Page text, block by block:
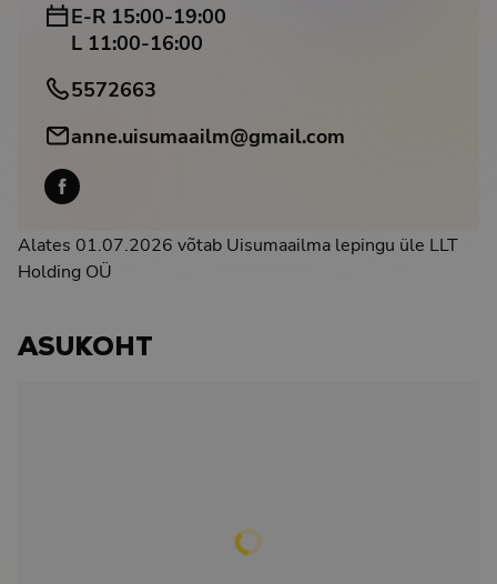
E-R 15:00-19:00
L 11:00-16:00
5572663
anne.uisumaailm@gmail.com
Alates 01.07.2026 võtab Uisumaailma lepingu üle LLT
Holding OÜ
ASUKOHT